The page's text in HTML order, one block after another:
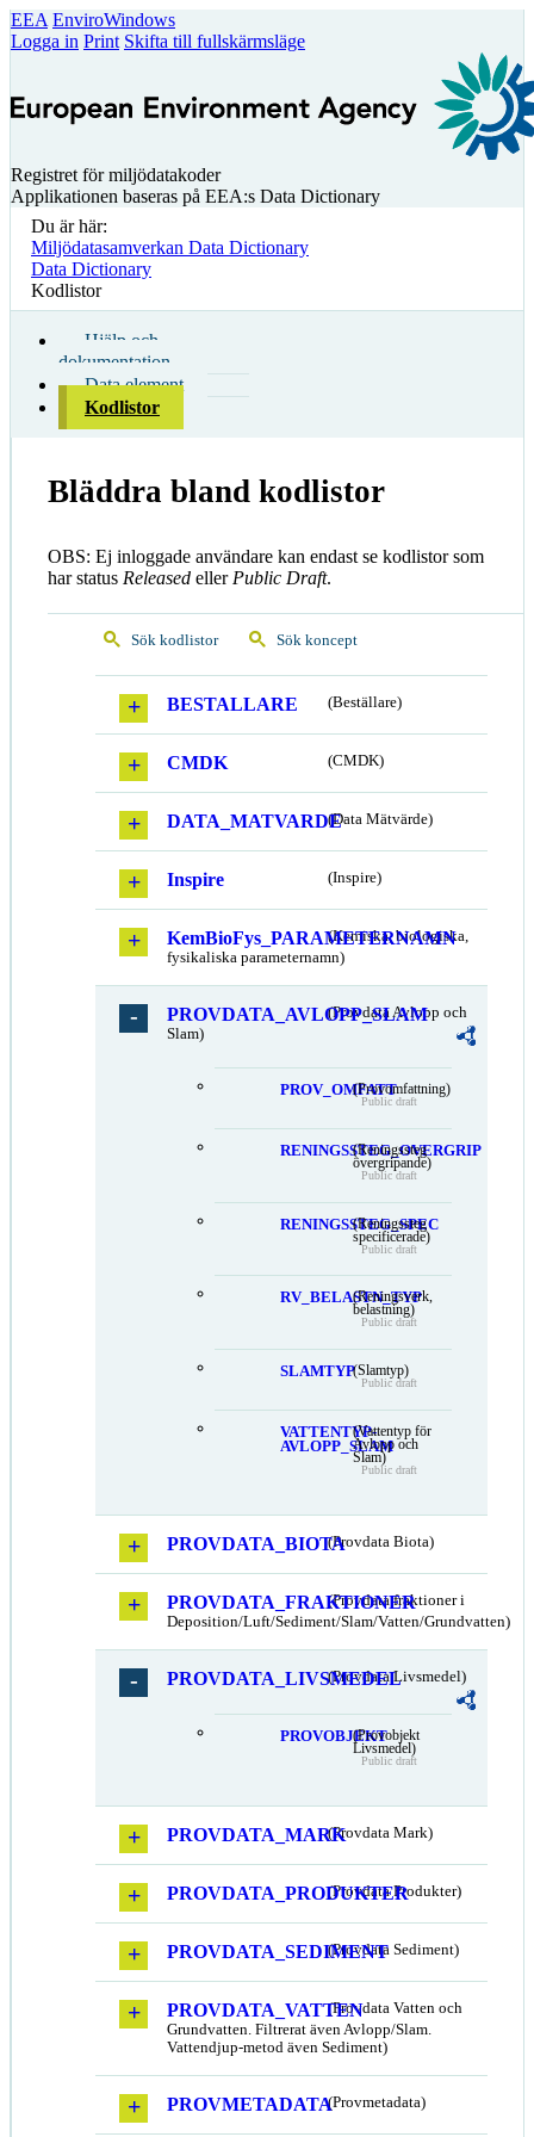
EEA EnviroWindows
Logga in Print Skifta till fullskärmsläge
Registret för miljödatakoder
Applikationen baseras på EEA:s Data Dictionary
Du är här:
Miljödatasamverkan Data Dictionary
Data Dictionary
Kodlistor
Hjälp och
dokumentation
Data element
Kodlistor
Bläddra bland kodlistor
OBS: Ej inloggade användare kan endast se kodlistor som
har status Released eller Public Draft.
Sök kodlistor Sök koncept
BESTALLARE (Beställare)
CMDK (CMDK)
DATA_MATVARDE(Data Mätvärde)
Inspire (Inspire)
KemBioFys_PARAMETERNAMN
(Kemiska, biologiska,
fysikaliska parameternamn)
PROVDATA_AVLOPP_SLAM
(Provdata Avlopp och
Slam)
PROV_OMFATT(Provomfattning)
Public draft
RENINGSSTEG_OVERGRIP
(Reningssteg
övergripande)
Public draft
RENINGSSTEG_SPEC
(Reningssteg
specificerade)
Public draft
RV_BELASTN_TYP
(Reningsverk,
belastning)
Public draft
SLAMTYP(Slamtyp)
Public draft
VATTENTYP-
AVLOPP_SLAM
(Vattentyp för
Avlopp och
Slam)
Public draft
PROVDATA_BIOTA(Provdata Biota)
PROVDATA_FRAKTIONER
(Provdata fraktioner i
Deposition/Luft/Sediment/Slam/Vatten/Grundvatten)
PROVDATA_LIVSMEDEL
(Provdata Livsmedel)
PROVOBJEKT(Provobjekt
Livsmedel)
Public draft
PROVDATA_MARK(Provdata Mark)
PROVDATA_PRODUKTER
(Provdata Produkter)
PROVDATA_SEDIMENT(Provdata Sediment)
PROVDATA_VATTEN(Provdata Vatten och
Grundvatten. Filtrerat även Avlopp/Slam.
Vattendjup-metod även Sediment)
PROVMETADATA(Provmetadata)